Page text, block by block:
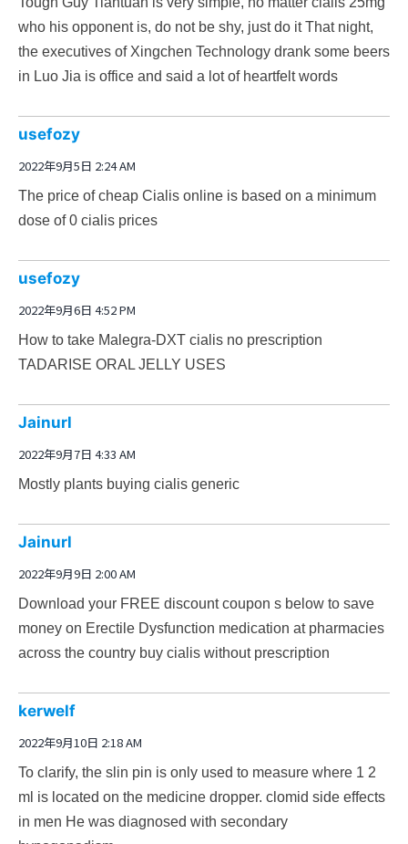
who his opponent is, do not be shy, just do it That night,
the executives of Xingchen Technology drank some beers
in Luo Jia is office and said a lot of heartfelt words
usefozy
2022年9月5日 2:24 AM
The price of cheap Cialis online is based on a minimum
dose of 0 cialis prices
usefozy
2022年9月6日 4:52 PM
How to take Malegra-DXT cialis no prescription
TADARISE ORAL JELLY USES
Jainurl
2022年9月7日 4:33 AM
Mostly plants buying cialis generic
Jainurl
2022年9月9日 2:00 AM
Download your FREE discount coupon s below to save
money on Erectile Dysfunction medication at pharmacies
across the country buy cialis without prescription
kerwelf
2022年9月10日 2:18 AM
To clarify, the slin pin is only used to measure where 1 2
ml is located on the medicine dropper. clomid side effects
in men He was diagnosed with secondary